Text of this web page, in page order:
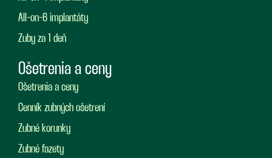
All-on-6 implantáty
Zuby za 1 deň
Ošetrenia a ceny
Ošetrenia a ceny
Cenník zubných ošetrení
Zubné korunky
Zubné fazety